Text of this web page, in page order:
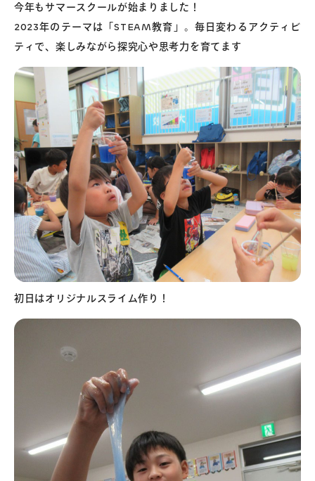
コラム・読み物
今年もサマースクールが始まりました！
2023年のテーマは「STEAM教育」。毎日変わるアクティビ
ティで、楽しみながら探究心や思考力を育てます
初日はオリジナルスライム作り！